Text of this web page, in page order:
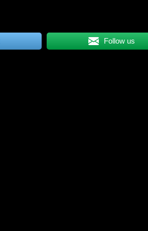
Follow us